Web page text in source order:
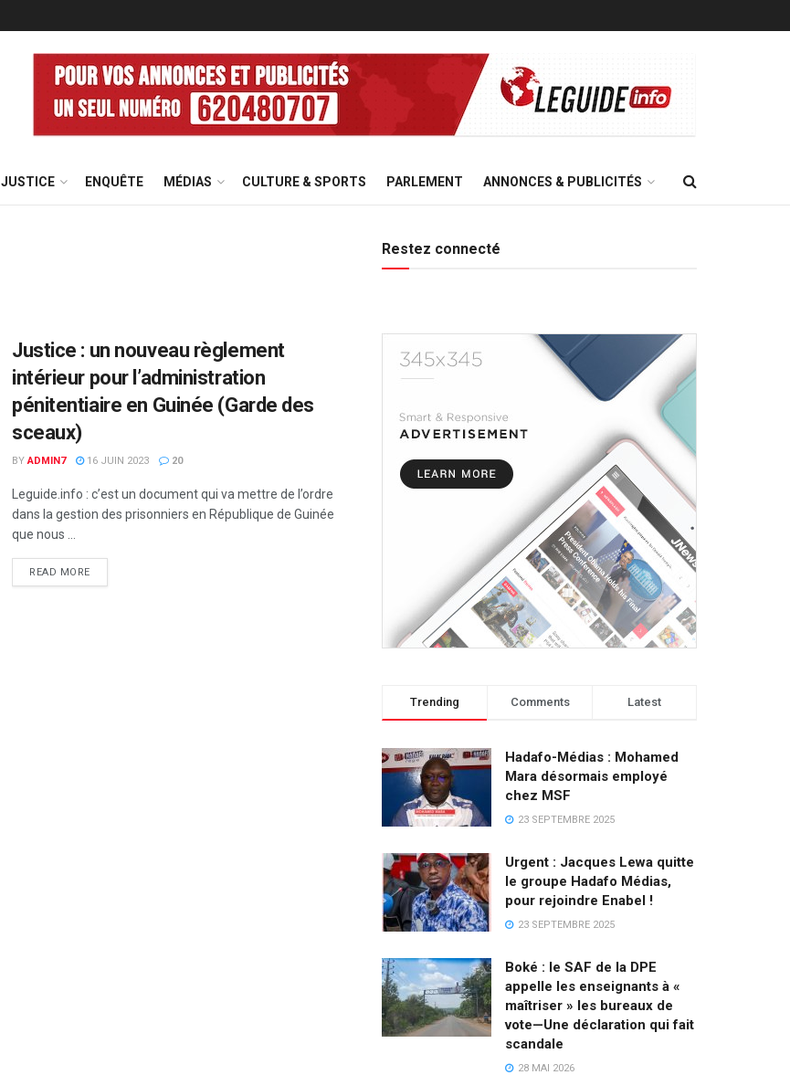
JUSTICE ENQUÊTE MÉDIAS CULTURE & SPORTS PARLEMENT ANNONCES & PUBLICITÉS
Justice : un nouveau règlement
intérieur pour l’administration
pénitentiaire en Guinée (Garde des
sceaux)
BY ADMIN7 16 JUIN 2023 20
Leguide.info : c’est un document qui va mettre de l’ordre
dans la gestion des prisonniers en République de Guinée
que nous ...
READ MORE
Restez connecté
Trending Comments Latest
Hadafo-Médias : Mohamed
Mara désormais employé
chez MSF
23 SEPTEMBRE 2025
Urgent : Jacques Lewa quitte
le groupe Hadafo Médias,
pour rejoindre Enabel !
23 SEPTEMBRE 2025
Boké : le SAF de la DPE
appelle les enseignants à «
maîtriser » les bureaux de
vote—Une déclaration qui fait
scandale
28 MAI 2026